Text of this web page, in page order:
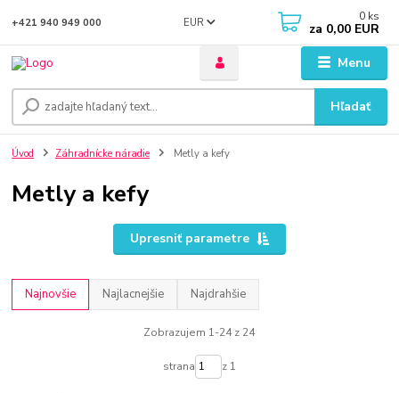
Menu
EUR
Hľadať
+421 940 949 000 0 ks
za 0,00 EUR
Úvod Záhradnícke náradie Metly a kefy
Metly a kefy
Upresniť parametre
Najnovšie Najlacnejšie Najdrahšie
Zobrazujem 1-24 z 24
strana z 1